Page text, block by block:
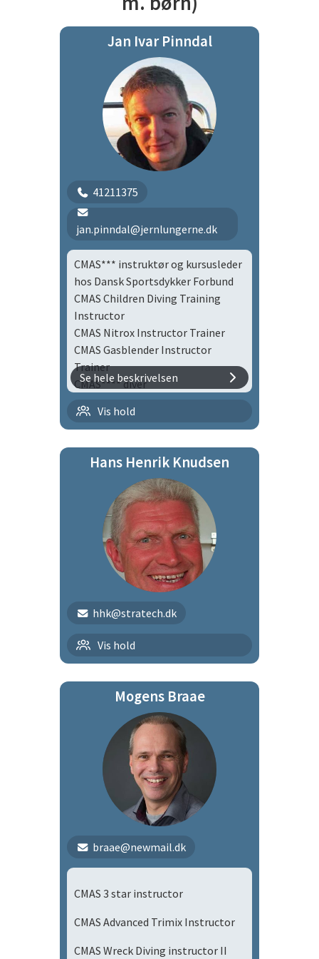
Sportsdykker Forbund siden 1995
Kursusleder ved Dansk
Sportsdykker Forbund siden 2001
Medforfatter af
“Nitroxhåndbogen” version 1, år
Kursusudvikler på Basic Nitrox,
Advanced Nitrox, Gasblender &
Service Technician, Normoxic
Trimix, Advanced Trimix foruden
Vrag II
Jan Ivar Pinndal
41211375
jan.pinndal@jernlungerne.dk
CMAS*** instruktør og kursusleder
hos Dansk Sportsdykker Forbund
CMAS Children Diving Training
Instructor
CMAS Nitrox Instructor Trainer
CMAS Gasblender Instructor
Trainer
CMAS**** diver
Se hele beskrivelsen
Vis hold
Flaskedykning med børn |
flbø
Tirsdagsholdet
Hans Henrik Knudsen
hhk@stratech.dk
Vis hold
Tirsdagsholdet
Mogens Braae
braae@newmail.dk
CMAS 3 star instructor
CMAS Advanced Trimix Instructor
CMAS Wreck Diving instructor II